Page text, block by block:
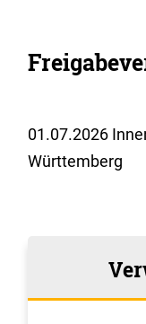
01.07.2026
Württemberg